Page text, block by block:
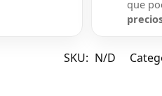
que
SKU: N/D